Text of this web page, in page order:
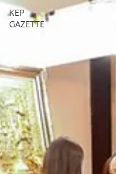
KEP
GAZETTE